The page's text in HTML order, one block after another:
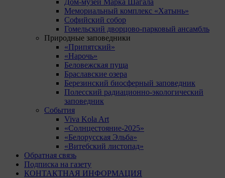
Дом-музей Марка Шагала
Мемориальный комплекс «Хатынь»
Софийский собор
Гомельский дворцово-парковый ансамбль
Природные заповедники
«Припятский»
«Нарочь»
Беловежская пуща
Браславские озера
Березинский биосферный заповедник
Полесский радиационно-экологический
заповедник
События
Viva Kola Art
«Солнцестояние-2025»
«Белорусская Эльба»
«Витебский листопад»
Обратная связь
Подписка на газету
КОНТАКТНАЯ ИНФОРМАЦИЯ